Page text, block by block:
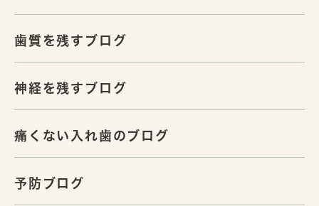
歯質を残すブログ
神経を残すブログ
痛くない入れ歯のブログ
予防ブログ